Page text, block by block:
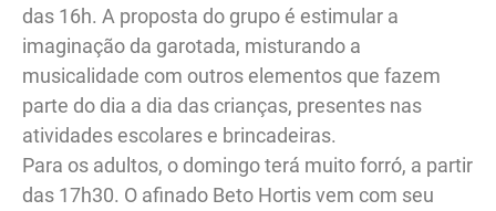
das 16h. A proposta do grupo é estimular a
imaginação da garotada, misturando a
musicalidade com outros elementos que fazem
parte do dia a dia das crianças, presentes nas
atividades escolares e brincadeiras.
Para os adultos, o domingo terá muito forró, a partir
das 17h30. O afinado Beto Hortis vem com seu